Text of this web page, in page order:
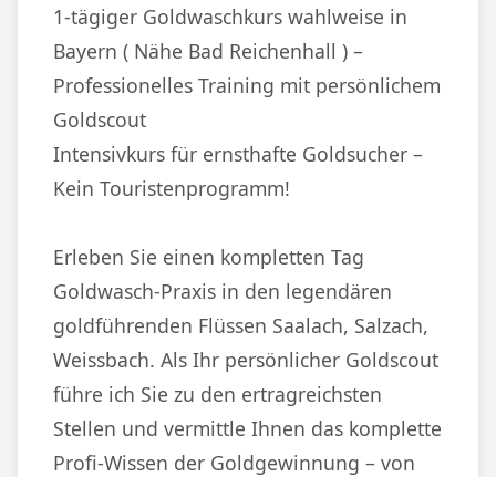
1-tägiger Goldwaschkurs wahlweise in
Bayern ( Nähe Bad Reichenhall ) –
Professionelles Training mit persönlichem
Goldscout
Intensivkurs für ernsthafte Goldsucher –
Kein Touristenprogramm!
Erleben Sie einen kompletten Tag
Goldwasch-Praxis in den legendären
goldführenden Flüssen Saalach, Salzach,
Weissbach. Als Ihr persönlicher Goldscout
führe ich Sie zu den ertragreichsten
Stellen und vermittle Ihnen das komplette
Profi-Wissen der Goldgewinnung – von